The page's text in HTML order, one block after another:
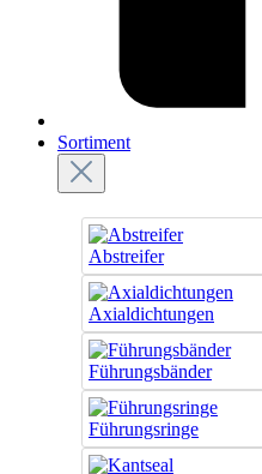
Sortiment
Abstreifer
Axialdichtungen
Führungsbänder
Führungsringe